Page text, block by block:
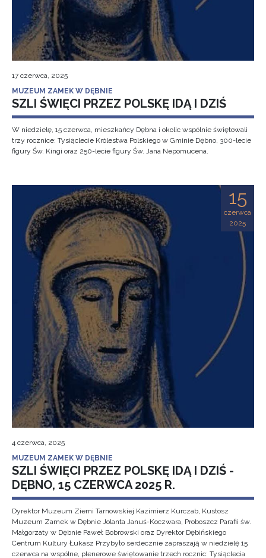
17 czerwca, 2025
MUZEUM ZAMEK W DĘBNIE
SZLI ŚWIĘCI PRZEZ POLSKĘ IDĄ I DZIŚ
W niedzielę, 15 czerwca, mieszkańcy Dębna i okolic wspólnie świętowali
trzy rocznice: Tysiąclecie Królestwa Polskiego w Gminie Dębno, 300-lecie
figury Św. Kingi oraz 250-lecie figury Św. Jana Nepomucena.
15
czerwca
2025
4 czerwca, 2025
MUZEUM ZAMEK W DĘBNIE
SZLI ŚWIĘCI PRZEZ POLSKĘ IDĄ I DZIŚ -
DĘBNO, 15 CZERWCA 2025 R.
Dyrektor Muzeum Ziemi Tarnowskiej Kazimierz Kurczab, Kustosz
Muzeum Zamek w Dębnie Jolanta Januś-Koczwara, Proboszcz Parafii św.
Małgorzaty w Dębnie Paweł Bobrowski oraz Dyrektor Dębińskiego
Centrum Kultury Łukasz Przybyło serdecznie zapraszają w niedzielę 15
czerwca na wspólne, plenerowe świętowanie trzech rocznic: Tysiąclecia